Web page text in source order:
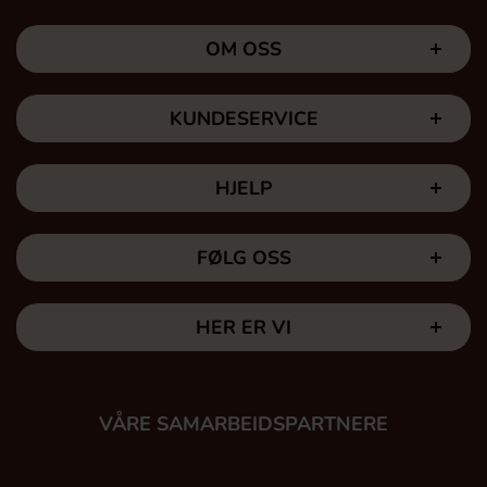
OM OSS
KUNDESERVICE
HJELP
FØLG OSS
HER ER VI
VÅRE SAMARBEIDSPARTNERE